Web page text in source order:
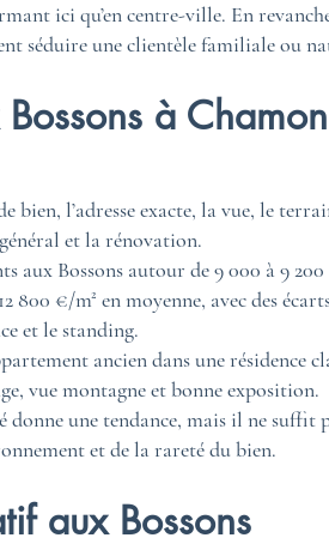
ici qu’en centre-ville. En
séduire une clientèle familiale ou
à
l’adresse exacte, la vue, le
et la rénovation.
Bossons autour de 9 000 à 9 200
800 €/m² en moyenne, avec des
et le standing.
ancien dans une résidence
vue montagne et bonne exposition.
une tendance, mais il ne suffit
et de la rareté du bien.
aux Bossons